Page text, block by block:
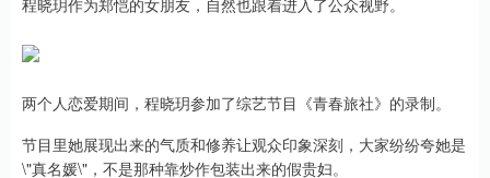
程晓玥作为郑恺的女朋友，自然也跟着进入了公众视野。
两个人恋爱期间，程晓玥参加了综艺节目《青春旅社》的录制。
节目里她展现出来的气质和修养让观众印象深刻，大家纷纷夸她是
\"真名媛\"，不是那种靠炒作包装出来的假贵妇。